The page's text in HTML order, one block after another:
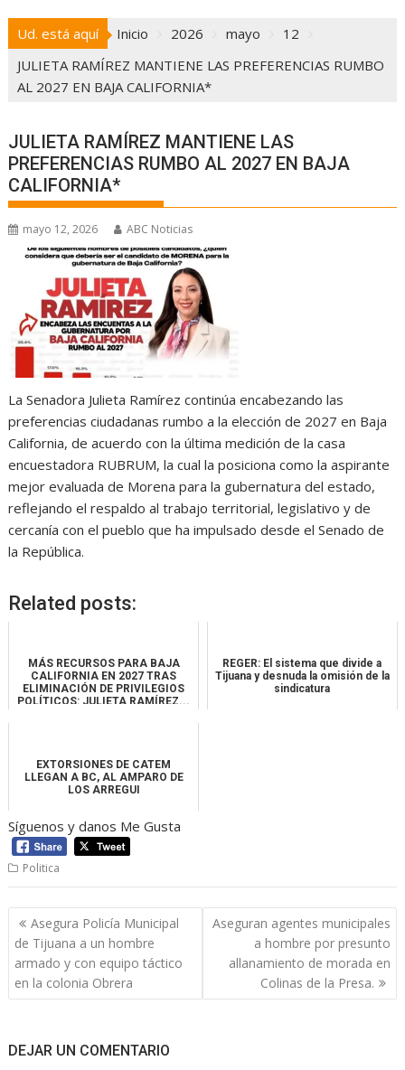
Ud. está aquí Inicio 2026 mayo
12
JULIETA RAMÍREZ MANTIENE LAS PREFERENCIAS RUMBO
AL 2027 EN BAJA CALIFORNIA*
JULIETA RAMÍREZ MANTIENE LAS
PREFERENCIAS RUMBO AL 2027 EN BAJA
CALIFORNIA*
mayo 12, 2026 ABC Noticias
La Senadora Julieta Ramírez continúa encabezando las
preferencias ciudadanas rumbo a la elección de 2027 en Baja
California, de acuerdo con la última medición de la casa
encuestadora RUBRUM, la cual la posiciona como la aspirante
mejor evaluada de Morena para la gubernatura del estado,
reflejando el respaldo al trabajo territorial, legislativo y de
cercanía con el pueblo que ha impulsado desde el Senado de
la República.
Related posts:
MÁS RECURSOS PARA BAJA
CALIFORNIA EN 2027 TRAS
ELIMINACIÓN DE PRIVILEGIOS
POLÍTICOS: JULIETA RAMÍREZ...
REGER: El sistema que divide a
Tijuana y desnuda la omisión de la
sindicatura
EXTORSIONES DE CATEM
LLEGAN A BC, AL AMPARO DE
LOS ARREGUI
Síguenos y danos Me Gusta
Politica
Navegación
de
entradas
Asegura Policía Municipal
de Tijuana a un hombre
armado y con equipo táctico
en la colonia Obrera
Aseguran agentes municipales
a hombre por presunto
allanamiento de morada en
Colinas de la Presa.
DEJAR UN COMENTARIO